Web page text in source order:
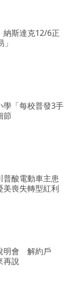
斯達克12/6正
學「每校普發3手
節
普酸電動車主患
喪失轉型紅利
明會 解約戶
再說